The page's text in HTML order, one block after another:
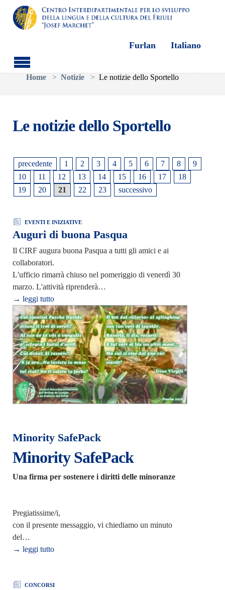
Skip to main content
Furlan Italiano
You are here:
Home
Notizie Le notizie dello Sportello
Le notizie dello Sportello
precedente 1 2 3 4 5 6 7 8
9
10
11 12 13 14 15 16 17
18
19
20 21 22 23 successivo
EVENTI E INIZIATIVE
Auguri di buona Pasqua
Il CIRF augura buona Pasqua a tutti gli amici e ai
collaboratori.
L'ufficio rimarrà chiuso nel pomeriggio di venerdì 30
marzo. L'attività riprenderà…
→ leggi tutto
Minority SafePack
Minority SafePack
Una firma per sostenere i diritti delle minoranze
Pregiatissime/i,
con il presente messaggio, vi chiediamo un minuto
del…
→ leggi tutto
CONCORSI